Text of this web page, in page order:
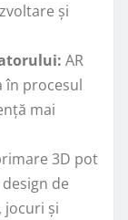
și
AR
în procesul
mai
3D pot
de
jocuri și